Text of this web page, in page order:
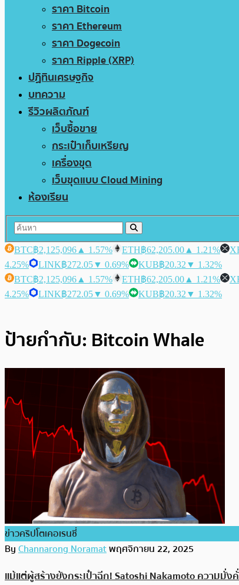
ราคา Bitcoin
ราคา Ethereum
ราคา Dogecoin
ราคา Ripple (XRP)
ปฏิทินเศรษฐกิจ
บทความ
รีวิวผลิตภัณฑ์
เว็บซื้อขาย
กระเป๋าเก็บเหรียญ
เครื่องขุด
เว็บขุดแบบ Cloud Mining
ห้องเรียน
BTC฿2,125,096 ▲ 1.57% ETH฿62,205.00 ▲ 1.21%
4.25%
LINK฿272.05▼ 0.69% KUB฿20.32 ▼ 1.32%
BTC฿2,125,096 ▲ 1.57% ETH฿62,205.00 ▲ 1.21%
4.25%
LINK฿272.05▼ 0.69% KUB฿20.32 ▼ 1.32%
ป้ายกำกับ: Bitcoin Whale
ข่าวคริปโตเคอเรนซี่
ByChannarong Noramatพฤศจิกายน 22, 2025
แม้แต่ผู้สร้างยังกระเป๋าฉีก! Satoshi Nakamoto ความมั่ง